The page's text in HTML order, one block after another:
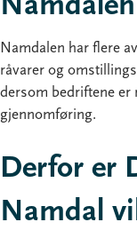
Namdalen har flere
råvarer og
dersom bedriftene er
gjennomføring.
Derfor er
Namdal